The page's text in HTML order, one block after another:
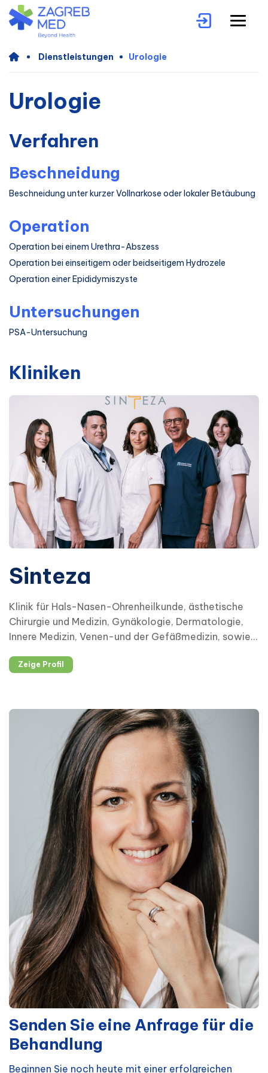
Dienstleistungen Urologie
Urologie
Verfahren
Beschneidung
Beschneidung unter kurzer Vollnarkose oder lokaler Betäubung
Operation
Operation bei einem Urethra-Abszess
Operation bei einseitigem oder beidseitigem Hydrozele
Operation einer Epididymiszyste
Untersuchungen
PSA-Untersuchung
Kliniken
Sinteza
Klinik für Hals-Nasen-Ohrenheilkunde, ästhetische
Chirurgie und Medizin, Gynäkologie, Dermatologie,
Innere Medizin, Venen-und der Gefäßmedizin, sowie
Zeige Profil
Senden Sie eine Anfrage für die
Behandlung
Beginnen Sie noch heute mit einer erfolgreichen